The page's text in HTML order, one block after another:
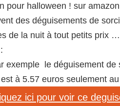
pour halloween ! sur
des déguisements de
de la nuit à tout petits prix
exemple le déguisement de
à 5.57 euros seulement
ici pour voir ce